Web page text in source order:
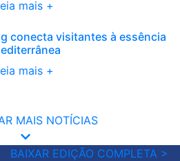
mais +
conecta visitantes à essência
mais +
MAIS NOTÍCIAS
BAIXAR EDIÇÃO COMPLETA >